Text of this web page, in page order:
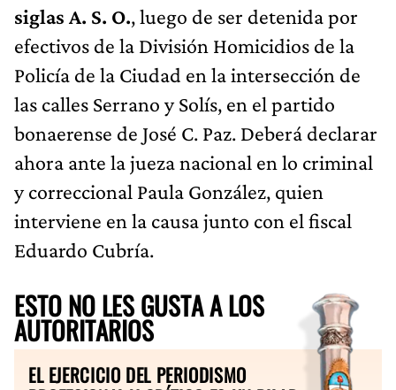
siglas A. S. O., luego de ser detenida por
efectivos de la División Homicidios de la
Policía de la Ciudad en la intersección de
las calles Serrano y Solís, en el partido
bonaerense de José C. Paz. Deberá declarar
ahora ante la jueza nacional en lo criminal
y correccional Paula González, quien
interviene en la causa junto con el fiscal
Eduardo Cubría.
ESTO NO LES GUSTA A LOS
AUTORITARIOS
EL EJERCICIO DEL PERIODISMO